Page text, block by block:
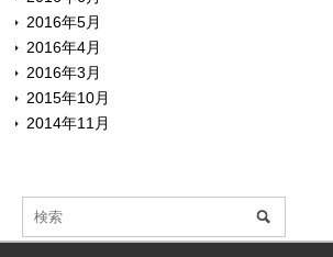
2016年5月
2016年4月
2016年3月
2015年10月
2014年11月